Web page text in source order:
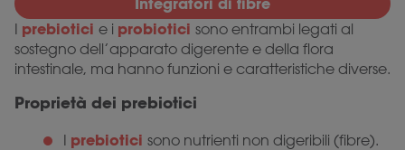
Integratori di fibre
I prebiotici e i probiotici sono entrambi legati al
sostegno dell’apparato digerente e della flora
intestinale, ma hanno funzioni e caratteristiche diverse.
Proprietà dei prebiotici
I prebiotici sono nutrienti non digeribili (fibre).